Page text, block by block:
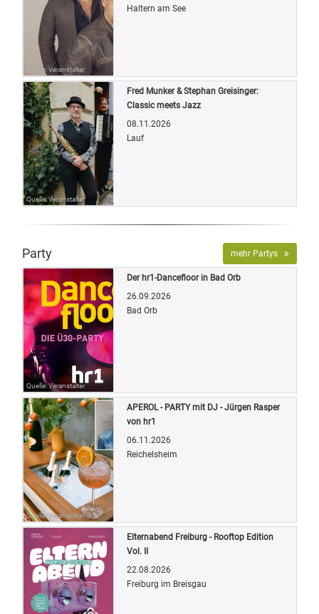
Quelle: Veranstalter
Haltern am See
Quelle: Veranstalter
Fred Munker & Stephan Greisinger:
Classic meets Jazz
08.11.2026
Lauf
Party mehr Partys
Quelle: Veranstalter
Der hr1-Dancefloor in Bad Orb
26.09.2026
Bad Orb
Quelle: Veranstalter
APEROL - PARTY mit DJ - Jürgen Rasper
von hr1
06.11.2026
Reichelsheim
Elternabend Freiburg - Rooftop Edition
Vol. II
22.08.2026
Freiburg im Breisgau